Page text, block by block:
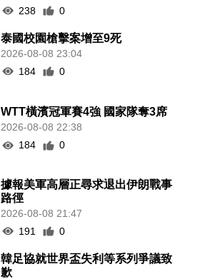
238
0
泰國校園槍擊案增至9死
2026-08-08 23:04
184
0
WTT橫濱冠軍賽4強 國家隊奪3席
2026-08-08 22:38
184
0
據報美軍高層正尋求退出伊朗戰事
路徑
2026-08-08 21:47
191
0
韓足協就世界盃失利等系列爭議致
歉